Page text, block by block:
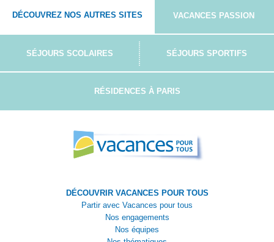
DÉCOUVREZ NOS AUTRES SITES VACANCES PASSION
SÉJOURS SCOLAIRES SÉJOURS SPORTIFS
RÉSIDENCES À PARIS
DÉCOUVRIR VACANCES POUR TOUS
Partir avec Vacances pour tous
Nos engagements
Nos équipes